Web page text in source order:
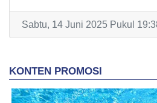
Sabtu, 14 Juni 2025 Pukul